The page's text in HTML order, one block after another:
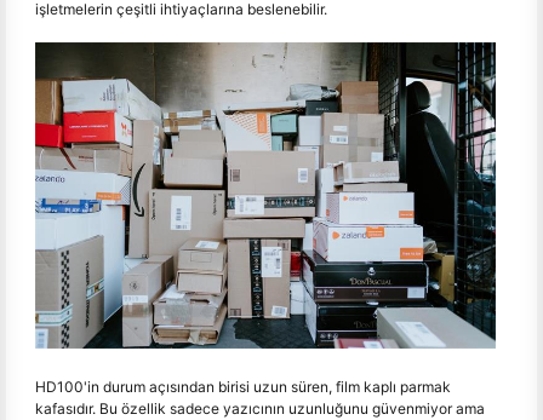
işletmelerin çeşitli ihtiyaçlarına beslenebilir.
HD100'in durum açısından birisi uzun süren, film kaplı parmak
kafasıdır. Bu özellik sadece yazıcının uzunluğunu güvenmiyor ama